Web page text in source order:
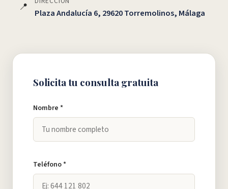
📍
Plaza Andalucía 6, 29620 Torremolinos, Málaga
Solicita tu consulta gratuita
Nombre *
Teléfono *